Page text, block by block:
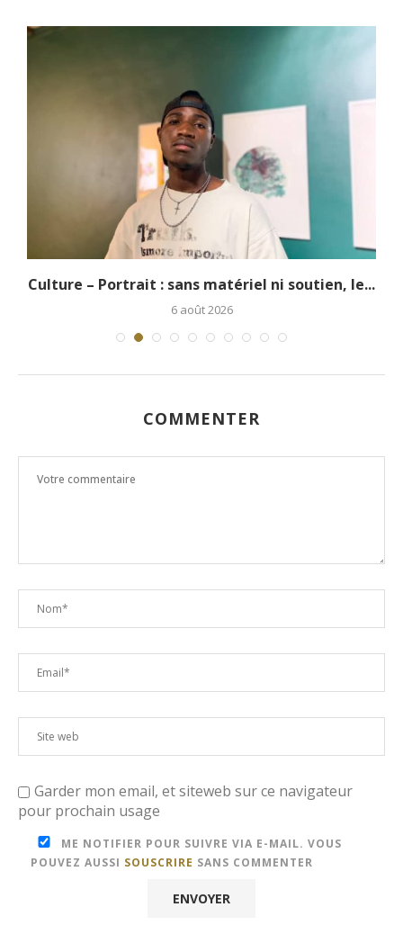
Culture – Portrait : sans matériel ni soutien, le...
6 août 2026
COMMENTER
Garder mon email, et siteweb sur ce navigateur
pour prochain usage
ME NOTIFIER POUR SUIVRE VIA E-MAIL. VOUS
POUVEZ AUSSI SOUSCRIRE SANS COMMENTER